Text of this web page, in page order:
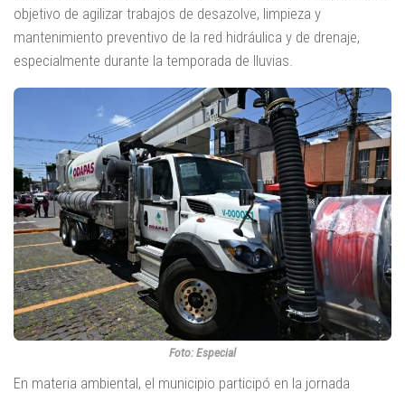
objetivo de agilizar trabajos de desazolve, limpieza y
mantenimiento preventivo de la red hidráulica y de drenaje,
especialmente durante la temporada de lluvias.
Foto: Especial
En materia ambiental, el municipio participó en la jornada